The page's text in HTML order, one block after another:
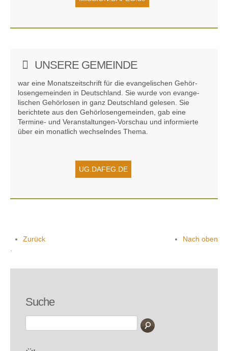
UNSERE GEMEINDE
war eine Monats­zeit­schrift für die evange­lischen Gehör­
losen­gemeinden in Deutsch­land. Sie wurde von evange­
lischen Gehör­losen in ganz Deutsch­land gelesen. Sie
berichtete aus den Gehör­losen­gemeinden, gab eine
Termine- und Veran­staltungen-Vorschau und informierte
über ein monatlich wechselndes Thema.
UG.DAFEG.DE
Zurück
Nach oben
Suche